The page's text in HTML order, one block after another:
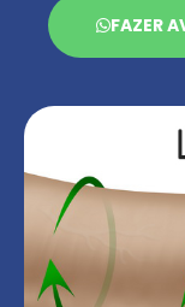
FAZER